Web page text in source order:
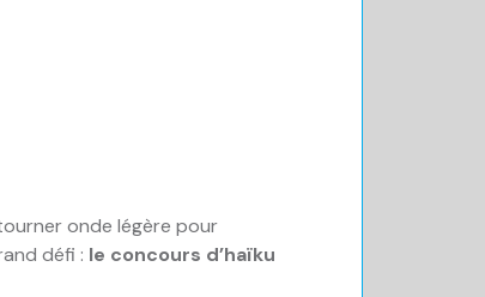
onde légère pour
défi : le concours d’haïku